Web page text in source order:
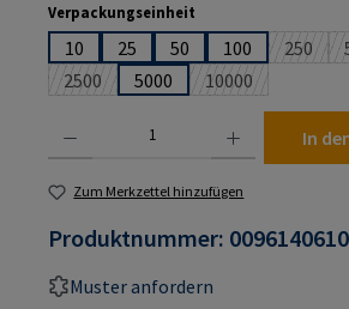
Verpackungseinheit
10 25 50 100 250(Diese
2500(Diese Option ist zurzeit nicht
5000 10000(Diese Option
In
Zum Merkzettel hinzufügen
Produktnummer:
Muster anfordern